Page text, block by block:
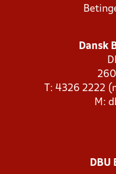
Dansk
T: 4326 2222
M:
DBU